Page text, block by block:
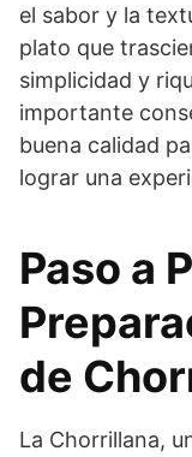
el sabor y la
plato que
simplicidad y
importante
buena calidad
lograr una
Paso a
de
La Chorrillana,